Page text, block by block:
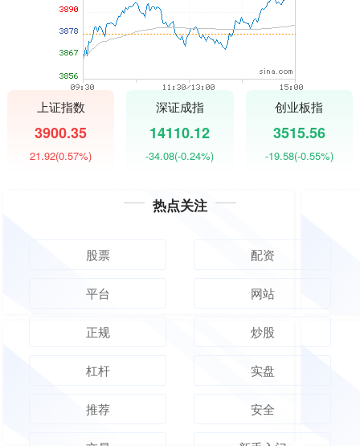
上证指数
3900.35
21.92(0.57%)
深证成指
14110.12
-34.08(-0.24%)
创业板指
3515.56
-19.58(-0.55%)
热点关注
股票 配资
平台 网站
正规 炒股
杠杆 实盘
推荐 安全